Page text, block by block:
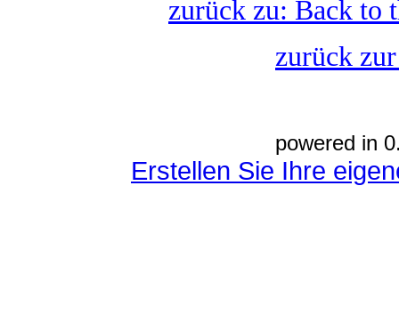
zurück zu: Back to
zurück
powered in
Erstellen Sie Ihre